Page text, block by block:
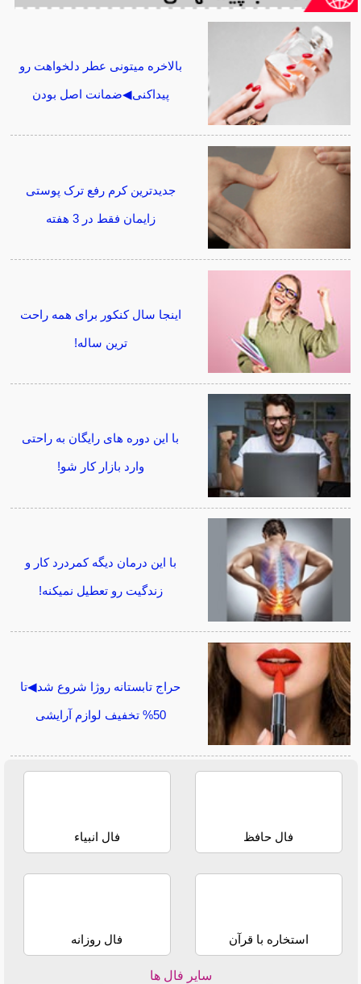
بالاخره میتونی عطر دلخواهت رو
پیداکنی◀ضمانت اصل بودن
جدیدترین کرم رفع ترک پوستی
زایمان فقط در 3 هفته
اینجا سال کنکور برای همه راحت
ترین ساله!
با این دوره های رایگان به راحتی
وارد بازار کار شو!
با این درمان دیگه کمردرد کار و
زندگیت رو تعطیل نمیکنه!
حراج تابستانه روژا شروع شد◀تا
50% تخفیف لوازم آرایشی
فال حافظ فال انبیاء
استخاره با قرآن فال روزانه
سایر فال ها